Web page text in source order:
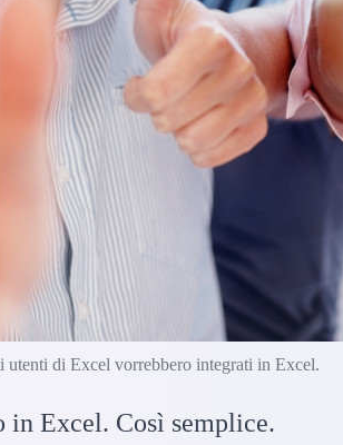
utenti di Excel vorrebbero integrati in Excel.
in Excel. Così semplice.